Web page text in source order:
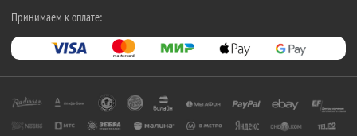
Принимаем к оплате: